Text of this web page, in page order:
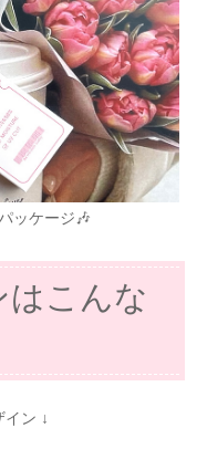
ッケージ🎶
はこんな
イン ↓